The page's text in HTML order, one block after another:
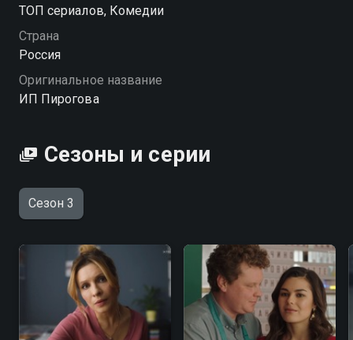
вы можете совершенно бесплатно в хорошем HD
качестве на Смотрёшке
ТОП сериалов, Комедии
Страна
Россия
Оригинальное название
ИП Пирогова
Сезоны и серии
Сезон 3